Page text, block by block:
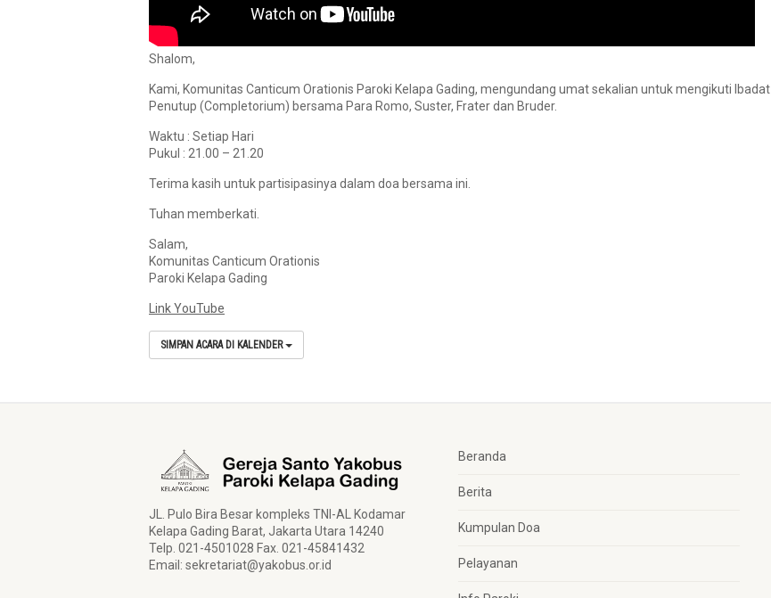
Shalom,
Kami, Komunitas Canticum Orationis Paroki Kelapa Gading, mengundang umat sekalian untuk mengikuti Ibadat
Penutup (Completorium) bersama Para Romo, Suster, Frater dan Bruder.
Waktu : Setiap Hari
Pukul : 21.00 – 21.20
Terima kasih untuk partisipasinya dalam doa bersama ini.
Tuhan memberkati.
Salam,
Komunitas Canticum Orationis
Paroki Kelapa Gading
Link YouTube
SIMPAN ACARA DI KALENDER
JL. Pulo Bira Besar kompleks TNI-AL Kodamar
Kelapa Gading Barat, Jakarta Utara 14240
Telp. 021-4501028 Fax. 021-45841432
Email: sekretariat@yakobus.or.id
Beranda
Berita
Kumpulan Doa
Pelayanan